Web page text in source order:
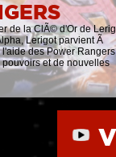
de la ClÃ© d'Or de
Lerigot parvient Ã
des Power
et de nouvelles